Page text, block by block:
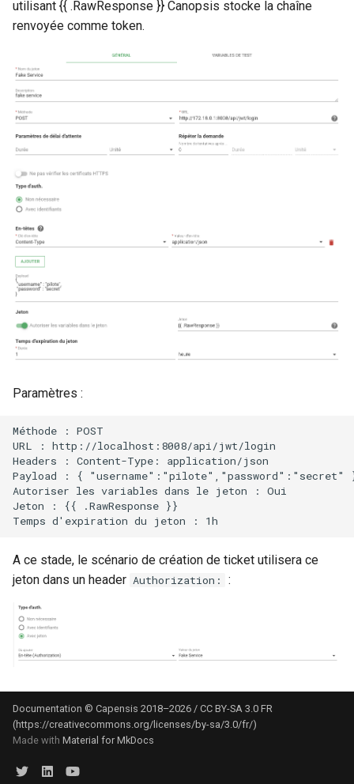
utilisant {{ .RawResponse }} Canopsis stocke la chaîne
renvoyée comme token.
Paramètres :
Méthode : POST
URL : http://localhost:8008/api/jwt/login
Headers : Content-Type: application/json
Payload : { "username":"pilote","password":"secret"
Autoriser les variables dans le jeton : Oui
Jeton : {{ .RawResponse }}
A ce stade, le scénario de création de ticket utilisera ce
jeton dans un header Authorization: :
Documentation © Capensis 2018–2026 / CC BY-SA 3.0 FR
(https://creativecommons.org/licenses/by-sa/3.0/fr/)
Made with Material for MkDocs